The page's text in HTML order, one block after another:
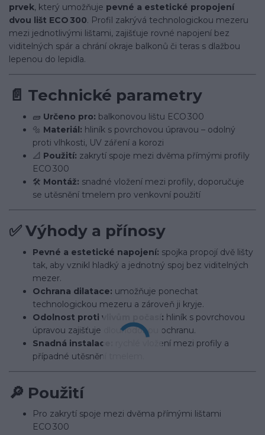
prvek, který umožňuje pevné a estetické propojení
dvou lišt ECO 300. Profil zakrývá technologickou mezeru
mezi jednotlivými lištami, zajišťuje rovné napojení bez
viditelných spár a chrání okraje balkonů či teras s dlažbou
lepenou do lepidla.
📄 Technické parametry
🧱 Určeno pro: balkonovou lištu ECO 300
🔩 Materiál: hliník s povrchovou úpravou – odolný
proti vlhkosti, UV záření a korozi
📐 Použití: zakrytí spoje mezi dvěma přímými profily
ECO 300
🛠️ Montáž: snadné vložení mezi profily, doporučuje
se utěsnění tmelem pro venkovní použití
✅Výhody a přínosy
Pevné a estetické napojení: spojka propojí dvě lišty
tak, aby vznikl hladký a jednotný spoj bez viditelných
mezer.
Ochrana dilatace: umožňuje ponechat
technologickou mezeru a zároveň ji kryje.
Odolnost proti vlivům počasí: hliník s povrchovou
úpravou zajišťuje dlouhodobou ochranu.
Snadná instalace:
rychlé vložení mezi profily a
případné utěsnění tmelem.
🔎 Použití
Pro zakrytí spoje mezi dvěma přímými lištami
ECO 300